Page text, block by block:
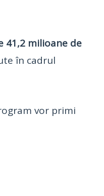
41,2 milioane de
în cadrul
vor primi